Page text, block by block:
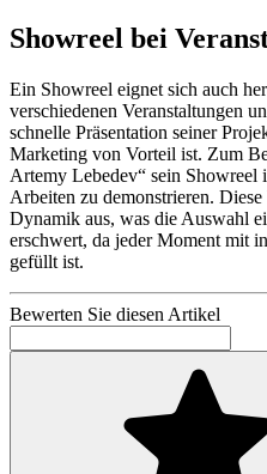
Showreel bei
Ein Showreel eignet sich auch
verschiedenen Veranstaltungen
schnelle Präsentation seiner
Marketing von Vorteil ist. Zum
Artemy Lebedev“ sein Showreel
Arbeiten zu demonstrieren.
Dynamik aus, was die Auswahl
erschwert, da jeder Moment mit
gefüllt ist.
Bewerten Sie diesen Artikel